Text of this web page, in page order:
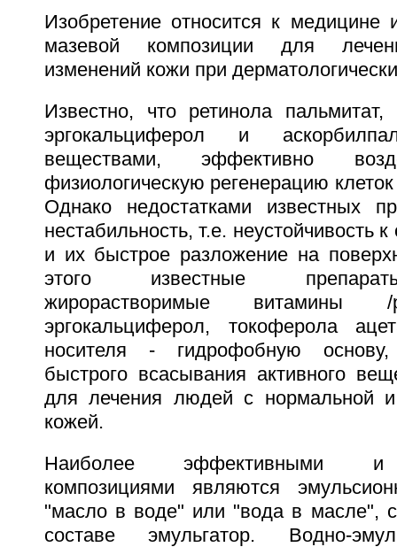
Изобретение относится к медицине
мазевой композиции для
изменений кожи при
Известно, что ретинола пальмитат,
эргокальциферол и
веществами, эффективно
физиологическую регенерацию
Однако недостатками известных
нестабильность, т.е. неустойчивость
и их быстрое разложение на
этого известные
жирорастворимые витамины /
эргокальциферол, токоферола
носителя - гидрофобную
быстрого всасывания активного
для лечения людей с нормальной
кожей.
Наиболее эффективными и
композициями являются
"масло в воде" или "вода в масле",
составе эмульгатор. Водно-